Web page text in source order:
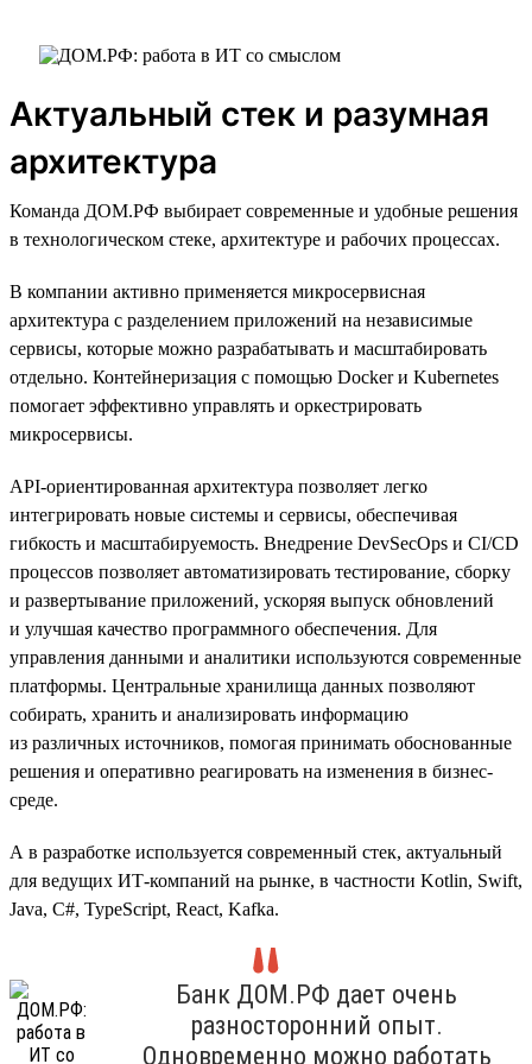
Актуальный стек и разумная
архитектура
Команда ДОМ.РФ выбирает современные и удобные решения
в технологическом стеке, архитектуре и рабочих процессах.
В компании активно применяется микросервисная
архитектура с разделением приложений на независимые
сервисы, которые можно разрабатывать и масштабировать
отдельно. Контейнеризация с помощью Docker и Kubernetes
помогает эффективно управлять и оркестрировать
микросервисы.
API-ориентированная архитектура позволяет легко
интегрировать новые системы и сервисы, обеспечивая
гибкость и масштабируемость. Внедрение DevSecOps и CI/CD
процессов позволяет автоматизировать тестирование, сборку
и развертывание приложений, ускоряя выпуск обновлений
и улучшая качество программного обеспечения. Для
управления данными и аналитики используются современные
платформы. Центральные хранилища данных позволяют
собирать, хранить и анализировать информацию
из различных источников, помогая принимать обоснованные
решения и оперативно реагировать на изменения в бизнес-
среде.
А в разработке используется современный стек, актуальный
для ведущих ИТ-компаний на рынке, в частности Kotlin, Swift,
Java, C#, TypeScript, React, Kafka.
Банк ДОМ.РФ дает очень
разносторонний опыт.
Одновременно можно работать